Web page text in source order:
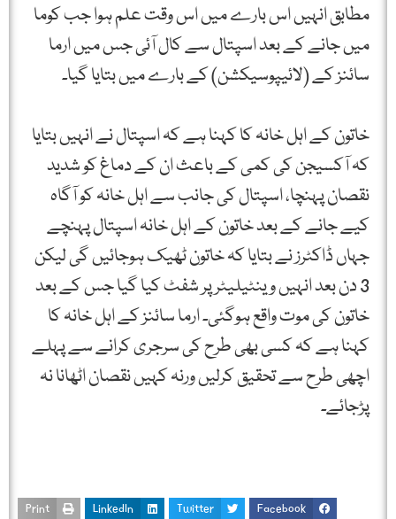
مطابق انہیں اس بارے میں اس وقت علم ہوا جب کوما
میں جانے کے بعد اسپتال سے کال آئی جس میں ارما
سائنز کے (لائیپوسیکشن) کے بارے میں بتایا گیا۔
خاتون کے اہل خانہ کا کہنا ہے کہ اسپتال نے انہیں بتایا
کہ آکسیجن کی کمی کے باعث ان کے دماغ کو شدید
نقصان پہنچا، اسپتال کی جانب سے اہل خانہ کو آگاہ
کیے جانے کے بعد خاتون کے اہل خانہ اسپتال پہنچے
جہاں ڈاکٹرز نے بتایا کہ خاتون ٹھیک ہوجائیں گی لیکن
3 دن بعد انہیں وینٹیلیٹر پر شفٹ کیا گیا جس کے بعد
خاتون کی موت واقع ہوگئی۔ ارما سائنز کے اہل خانہ کا
کہنا ہے کہ کسی بھی طرح کی سرجری کرانے سے پہلے
اچھی طرح سے تحقیق کرلیں ورنہ کہیں نقصان اٹھانا نہ
پڑجائے۔
Facebook
Twitter
LinkedIn
Print